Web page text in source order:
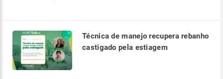
Técnica de manejo recupera rebanho
castigado pela estiagem